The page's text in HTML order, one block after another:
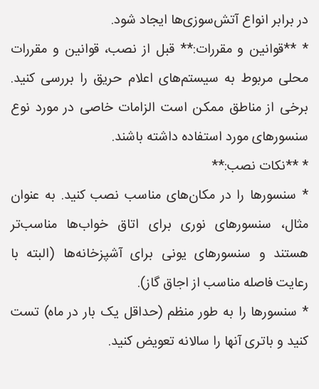
در برابر انواع آتش‌سوزی‌ها ایجاد شود.
* **قوانین و مقررات:** قبل از نصب، قوانین و مقررات
محلی مربوط به سیستم‌های اعلام حریق را بررسی کنید.
برخی از مناطق ممکن است الزامات خاصی در مورد نوع
سنسورهای مورد استفاده داشته باشند.
* **نکات نصب:**
* سنسورها را در مکان‌های مناسب نصب کنید. به عنوان
مثال، سنسورهای نوری برای اتاق خواب‌ها مناسب‌تر
هستند و سنسورهای یونی برای آشپزخانه‌ها (البته با
رعایت فاصله مناسب از اجاق گاز).
* سنسورها را به طور منظم (حداقل یک بار در ماه) تست
کنید و باتری آنها را سالانه تعویض کنید.